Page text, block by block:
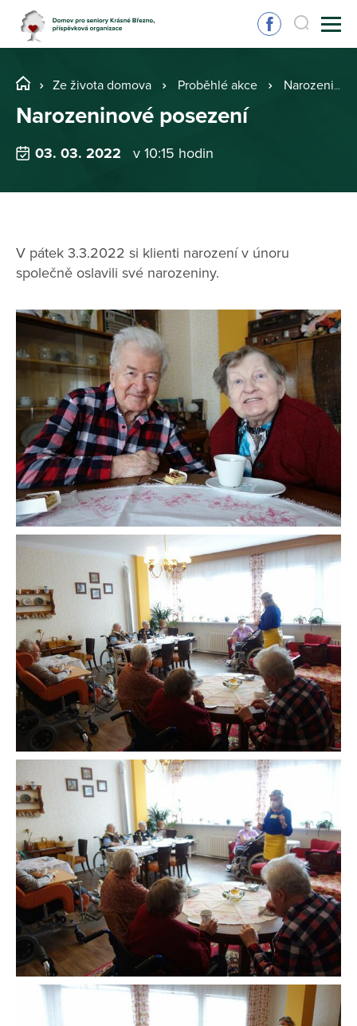
Ze života domova Proběhlé akce Narozeninové posezení
Narozeninové posezení
03. 03. 2022 v 10:15 hodin
V pátek 3.3.2022 si klienti narození v únoru
společně oslavili své narozeniny.